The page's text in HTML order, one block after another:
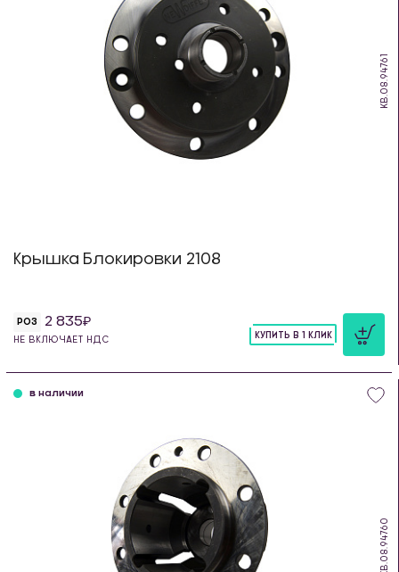
KB.08.94761
Крышка Блокировки 2108
РОЗ 2 835
НЕ ВКЛЮЧАЕТ НДС
КУПИТЬ В 1 КЛИК
KB.08.94760
в наличии